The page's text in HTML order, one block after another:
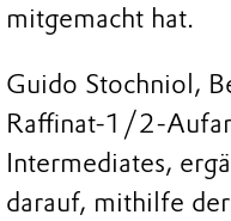
mitgemacht hat.
Guido Stochniol,
Raffinat-1/2-
Intermediates,
darauf, mithilfe